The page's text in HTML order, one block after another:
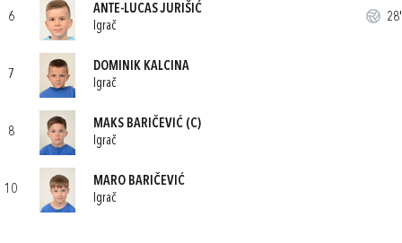
6
ANTE-LUCAS JURIŠIĆ
Igrač
28'
7
DOMINIK KALCINA
Igrač
8
MAKS BARIČEVIĆ (C)
Igrač
10
MARO BARIČEVIĆ
Igrač